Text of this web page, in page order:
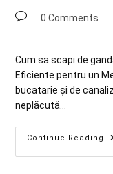
0 Comments
Cum sa scapi de
Eficiente pentru un
bucatarie și de
neplăcută…
Continue Reading